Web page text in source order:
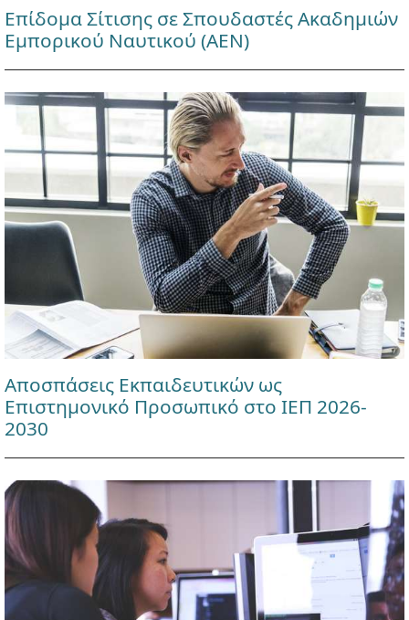
Επίδομα Σίτισης σε Σπουδαστές Ακαδημιών
Εμπορικού Ναυτικού (ΑΕΝ)
Αποσπάσεις Εκπαιδευτικών ως
Επιστημονικό Προσωπικό στο ΙΕΠ 2026-
2030